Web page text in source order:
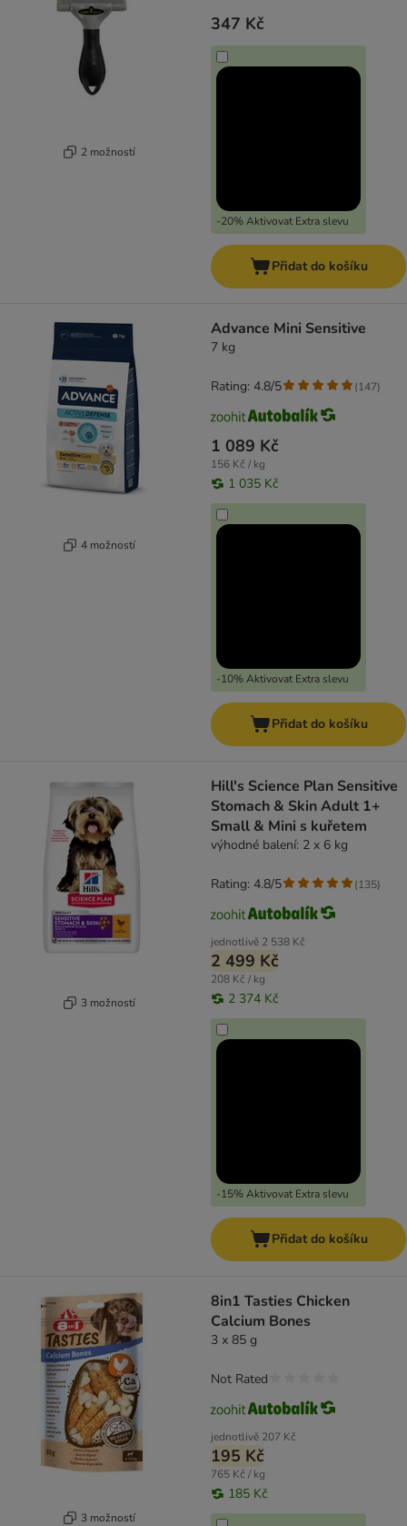
2 možností
347 Kč
-20% Aktivovat Extra slevu
Přidat do košíku
4 možností
Advance Mini Sensitive
7 kg
1 089 Kč
156 Kč / kg
1 035 Kč
-10% Aktivovat Extra slevu
Rating: 4.8/5 (147)
Přidat do košíku
3 možností
Hill's Science Plan Sensitive
Stomach & Skin Adult 1+
Small & Mini s kuřetem
výhodné balení: 2 x 6 kg
jednotlivě 2 538 Kč
2 499 Kč
208 Kč / kg
2 374 Kč
-15% Aktivovat Extra slevu
Rating: 4.8/5 (135)
Přidat do košíku
3 možností
8in1 Tasties Chicken
Calcium Bones
3 x 85 g
jednotlivě 207 Kč
195 Kč
765 Kč / kg
185 Kč
Not Rated